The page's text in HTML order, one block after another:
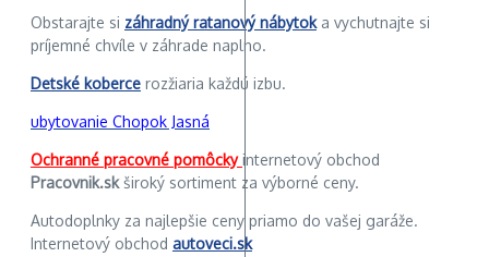
Obstarajte si záhradný ratanový nábytoka vychutnajte si
príjemné chvíle v záhrade naplno.
Detské koberce rozžiaria každú izbu.
ubytovanie Chopok Jasná
Ochranné pracovné pomôckyinternetový obchod
Pracovnik.skširoký sortiment za výborné ceny.
Autodoplnky za najlepšie ceny priamo do vašej garáže.
Internetový obchod autoveci.sk